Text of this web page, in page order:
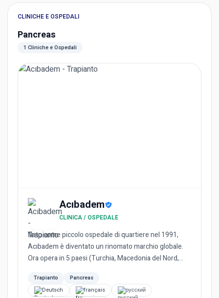
CLINICHE E OSPEDALI
Pancreas
1 Cliniche e Ospedali
Acıbadem
CLINICA / OSPEDALE
Nato come piccolo ospedale di quartiere nel 1991,
Acıbadem è diventato un rinomato marchio globale.
Ora opera in 5 paesi (Turchia, Macedonia del Nord,
Trapianto
Pancreas
Deutsch
français
русский